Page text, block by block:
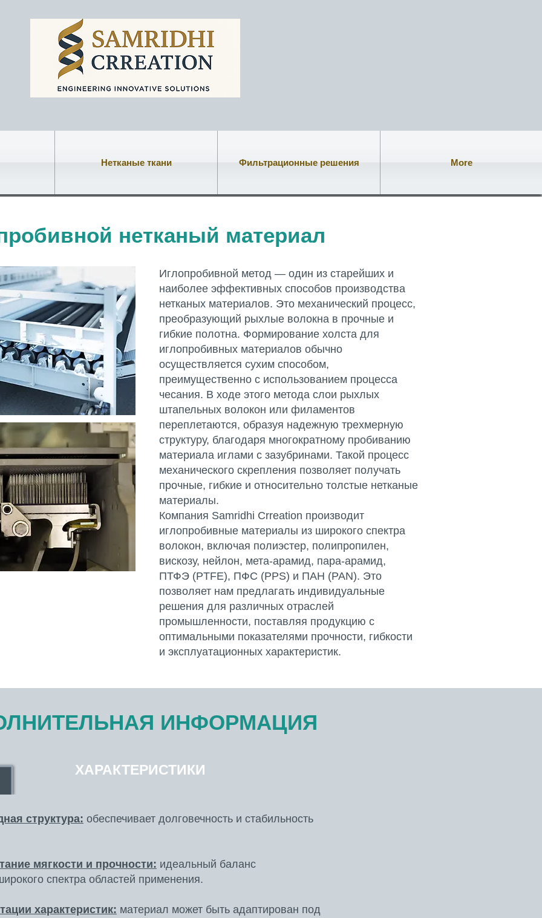
Нетканые ткани Фильтрационные решения More
нетканый материал
Иглопробивной метод — один из старейших и
наиболее эффективных способов производства
нетканых материалов. Это механический процесс,
преобразующий рыхлые волокна в прочные и
гибкие полотна. Формирование холста для
иглопробивных материалов обычно
осуществляется сухим способом,
преимущественно с использованием процесса
чесания. В ходе этого метода слои рыхлых
штапельных волокон или филаментов
переплетаются, образуя надежную трехмерную
структуру, благодаря многократному пробиванию
материала иглами с зазубринами. Такой процесс
механического скрепления позволяет получать
прочные, гибкие и относительно толстые нетканые
материалы.
Компания Samridhi Crreation производит
иглопробивные материалы из широкого спектра
волокон, включая полиэстер, полипропилен,
вискозу, нейлон, мета-арамид, пара-арамид,
ПТФЭ (PTFE), ПФС (PPS) и ПАН (PAN). Это
позволяет нам предлагать индивидуальные
решения для различных отраслей
промышленности, поставляя продукцию с
оптимальными показателями прочности, гибкости
и эксплуатационных характеристик.
ИНФОРМАЦИЯ
ХАРАКТЕРИСТИКИ
структура: обеспечивает долговечность и стабильность
мягкости и прочности: идеальный баланс
спектра областей применения.
характеристик: материал может быть адаптирован под